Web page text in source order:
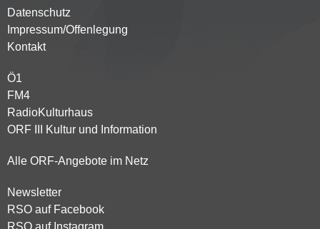
Kontaktmenü
Datenschutz
Impressum/Offenlegung
Kontakt
Partnersender
Ö1
FM4
RadioKulturhaus
ORF III Kultur und Information
Alle ORF-Angebote im Netz
Footer
Newsletter
RSO auf Facebook
RSO auf Instagram